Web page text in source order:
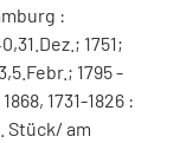
:
1751;
1795 -
1731-1826 :
Stück/ am